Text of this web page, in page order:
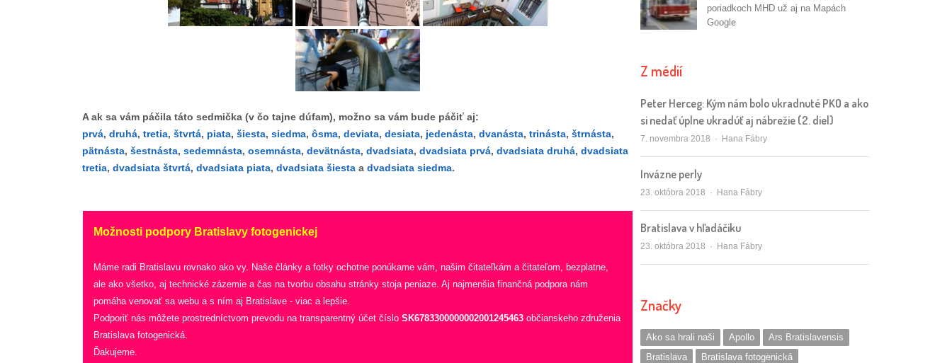
A ak sa vám páčila táto sedmička (v čo tajne dúfam), možno sa vám bude páčiť aj:
prvá, druhá, tretia, štvrtá, piata, šiesta, siedma, ôsma, deviata, desiata, jedenásta, dvanásta, trinásta, štrnásta,
pätnásta, šestnásta, sedemnásta, osemnásta, devätnásta, dvadsiata, dvadsiata prvá, dvadsiata druhá, dvadsiata
tretia, dvadsiata štvrtá, dvadsiata piata, dvadsiata šiesta a dvadsiata siedma.
Možnosti podpory Bratislavy fotogenickej
Máme radi Bratislavu rovnako ako vy. Naše články a fotky ochotne ponúkame vám, našim čitateľkám a čitateľom, bezplatne,
ale ako všetko, aj technické zázemie a čas na tvorbu obsahu stránky stoja peniaze. Aj najmenšia finančná podpora nám
pomáha venovať sa webu a s ním aj Bratislave - viac a lepšie.
Podporiť nás môžete prostredníctvom prevodu na transparentný účet číslo SK6783300000002001245463 občianskeho združenia
Bratislava fotogenická.
Ďakujeme.
poriadkoch MHD už aj na Mapách
Google
Z médií
Peter Herceg: Kým nám bolo ukradnuté PKO a ako
si nedať úplne ukradúť aj nábrežie (2. diel)
7. novembra 2018 Autor/ka
Hana Fábry
Invázne perly
23. októbra 2018 Autor/ka
Hana Fábry
Bratislava v hľadáčiku
23. októbra 2018 Autor/ka
Hana Fábry
Značky
Ako sa hrali naši Apollo
Ars Bratislavensis
Bratislava
Bratislava fotogenická